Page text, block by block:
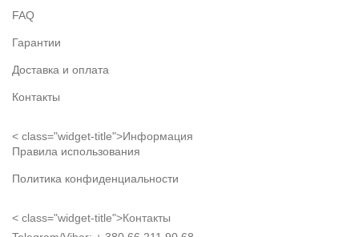
FAQ
Гарантии
Доставка и оплата
Контакты
< class="widget-title">Информация
Правила использования
Политика конфиденциальности
< class="widget-title">Контакты